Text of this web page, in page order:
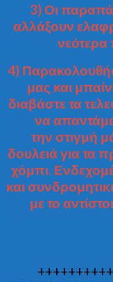
3) Οι
αλλάξουν
νεότερα
4)
μας και
διαβάστε τα
να
την στιγμή
δουλειά για τα
χόμπι.
και
με το